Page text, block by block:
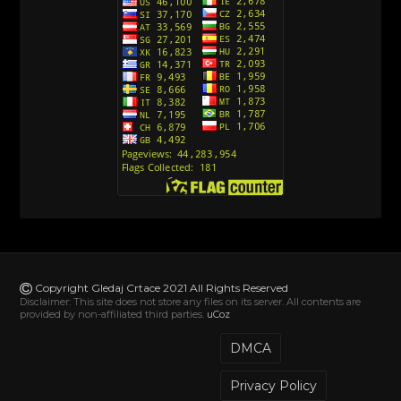
Action Man (2000) Sinhronizovano na Hrvatski
Andjeoski Prijatelji (Sinhronizovano na Srpski)
Ajkuca (Sharkdog) Sinhronizovano na Srpski
Alvin i veverice (Alvinnn!!! And the Chipmunks)
Sinhronizovano na Srpski
[78]
Abominable The Invisible (2022) Sinhronizovano
Akademija za jednoroge (Unicorn Academy)
Copyright Gledaj Crtace 2021 All Rights Reserved
Disclaimer: This site does not store any files on its server. All contents are
provided by non-affiliated third parties. uCoz
DMCA
Privacy Policy